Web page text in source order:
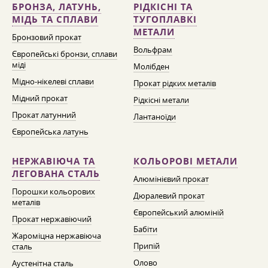
БРОНЗА, ЛАТУНЬ,
МІДЬ ТА СПЛАВИ
Бронзовий прокат
Європейські бронзи, сплави
міді
Мідно-нікелеві сплави
Мідний прокат
Прокат латунний
Європейська латунь
РІДКІСНІ ТА
ТУГОПЛАВКІ
МЕТАЛИ
Вольфрам
Молібден
Прокат рідких металів
Рідкісні метали
Лантаноїди
НЕРЖАВІЮЧА ТА
ЛЕГОВАНА СТАЛЬ
Порошки кольорових
металів
Прокат нержавіючий
Жароміцна нержавіюча
сталь
Аустенітна сталь
КОЛЬОРОВІ МЕТАЛИ
Алюмінієвий прокат
Дюралевий прокат
Європейський алюміній
Бабіти
Припій
Олово